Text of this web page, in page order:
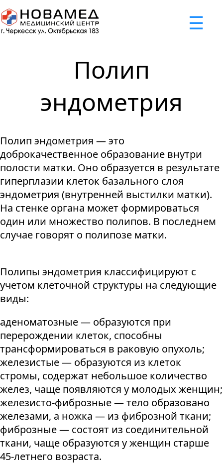
☰
x
Задать вопрос
"Cоглашение
данных."
Отправить вопрос
Успешно
Мы свяжемся с вами в ближайшее время
Неудача
Некорректно введен номер телефона
Неудача
Отклонена капча
Неудача
Не введено имя или вопрос
Неудача
Не принято соглашение
Полип
эндометрия
Полип эндометрия — это
доброкачественное образование внутри
полости матки. Оно образуется в результате
гиперплазии клеток базального слоя
эндометрия (внутренней выстилки матки).
На стенке органа может формироваться
один или множество полипов. В последнем
случае говорят о полипозе матки.
Полипы эндометрия классифицируют с
учетом клеточной структуры на следующие
виды:
аденоматозные — образуются при
перерождении клеток, способны
трансформироваться в раковую опухоль;
железистые — образуются из клеток
стромы, содержат небольшое количество
желез, чаще появляются у молодых женщин;
железисто-фиброзные — тело образовано
железами, а ножка — из фиброзной ткани;
фиброзные — состоят из соединительной
ткани, чаще образуются у женщин старше
45-летнего возраста.